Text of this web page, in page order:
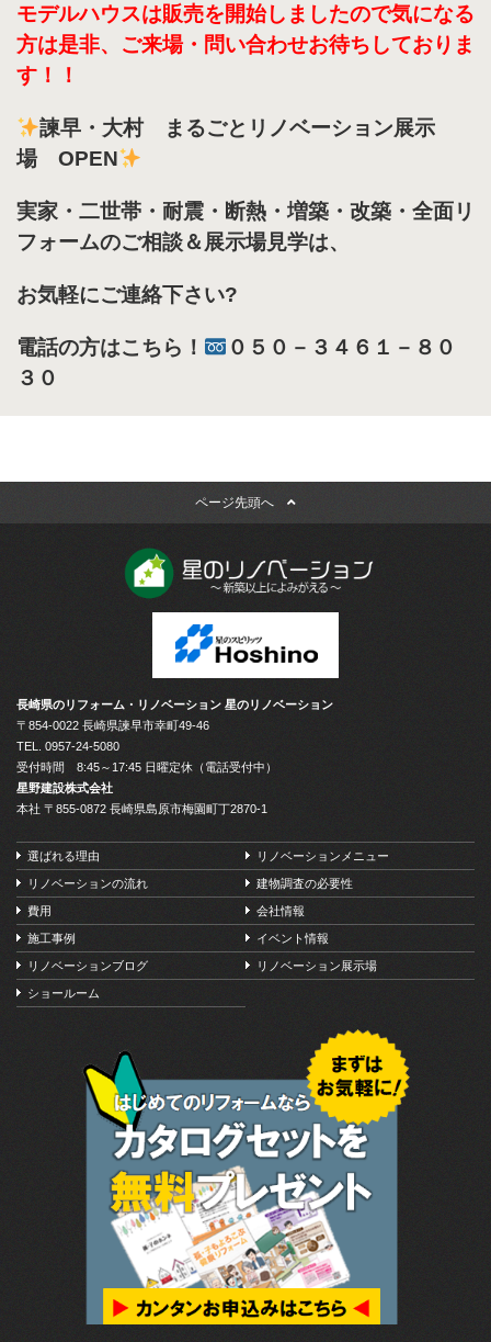
モデルハウスは販売を開始しましたので気になる
方は是非、ご来場・問い合わせお待ちしておりま
す！！
諫早・大村 まるごとリノベーション展示
場 OPEN
実家・二世帯・耐震・断熱・増築・改築・全面リ
フォームのご相談＆展示場見学は、
お気軽にご連絡下さい?
電話の方はこちら！
０５０－３４６１－８０
３０
ページ先頭へ
長崎県のリフォーム・リノベーション 星のリノベーション
〒854-0022 長崎県諫早市幸町49-46
TEL. 0957-24-5080
受付時間 8:45～17:45 日曜定休（電話受付中）
星野建設株式会社
本社 〒855-0872 長崎県島原市梅園町丁2870-1
選ばれる理由 リノベーションメニュー
リノベーションの流れ 建物調査の必要性
費用 会社情報
施工事例 イベント情報
リノベーションブログ リノベーション展示場
ショールーム